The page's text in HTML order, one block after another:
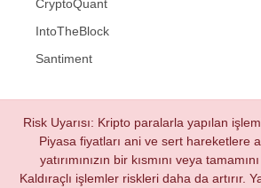
CryptoQuant
IntoTheBlock
Santiment
Risk Uyarısı: Kripto paralarla yapılan
Piyasa fiyatları ani ve sert hareketlere
yatırımınızın bir kısmını veya
Kaldıraçlı işlemler riskleri daha da artırır.